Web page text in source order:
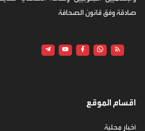
صادقة وفق قانون الصحافة
اقسام الموقع
أخبار محلية